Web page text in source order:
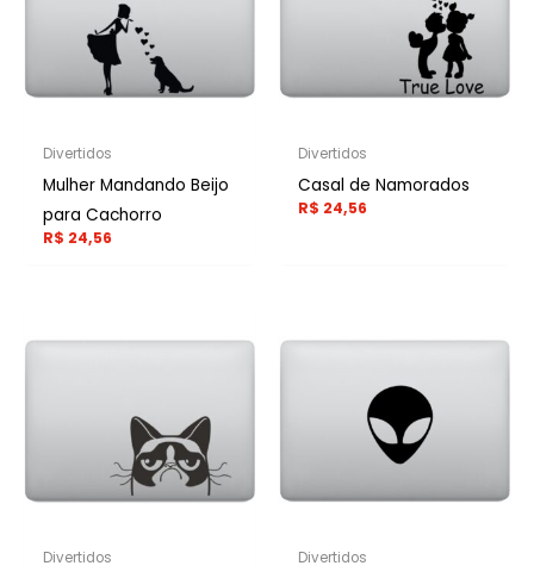
Divertidos
Mulher Mandando Beijo
para Cachorro
R$ 24,56
Divertidos
Casal de Namorados
R$ 24,56
Divertidos Divertidos